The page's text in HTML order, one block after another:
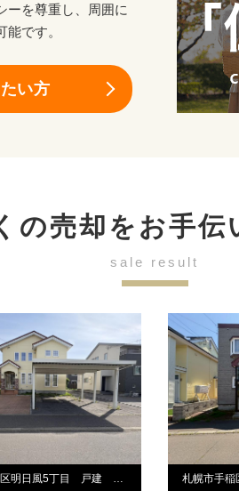
ーを尊重し、周囲に
です。
い方
の売却を お手伝
sale result